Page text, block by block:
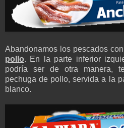
Abandonamos los pescados
pollo. En la parte inferior
podría ser de otra manera,
pechuga de pollo, servida a la
blanco.